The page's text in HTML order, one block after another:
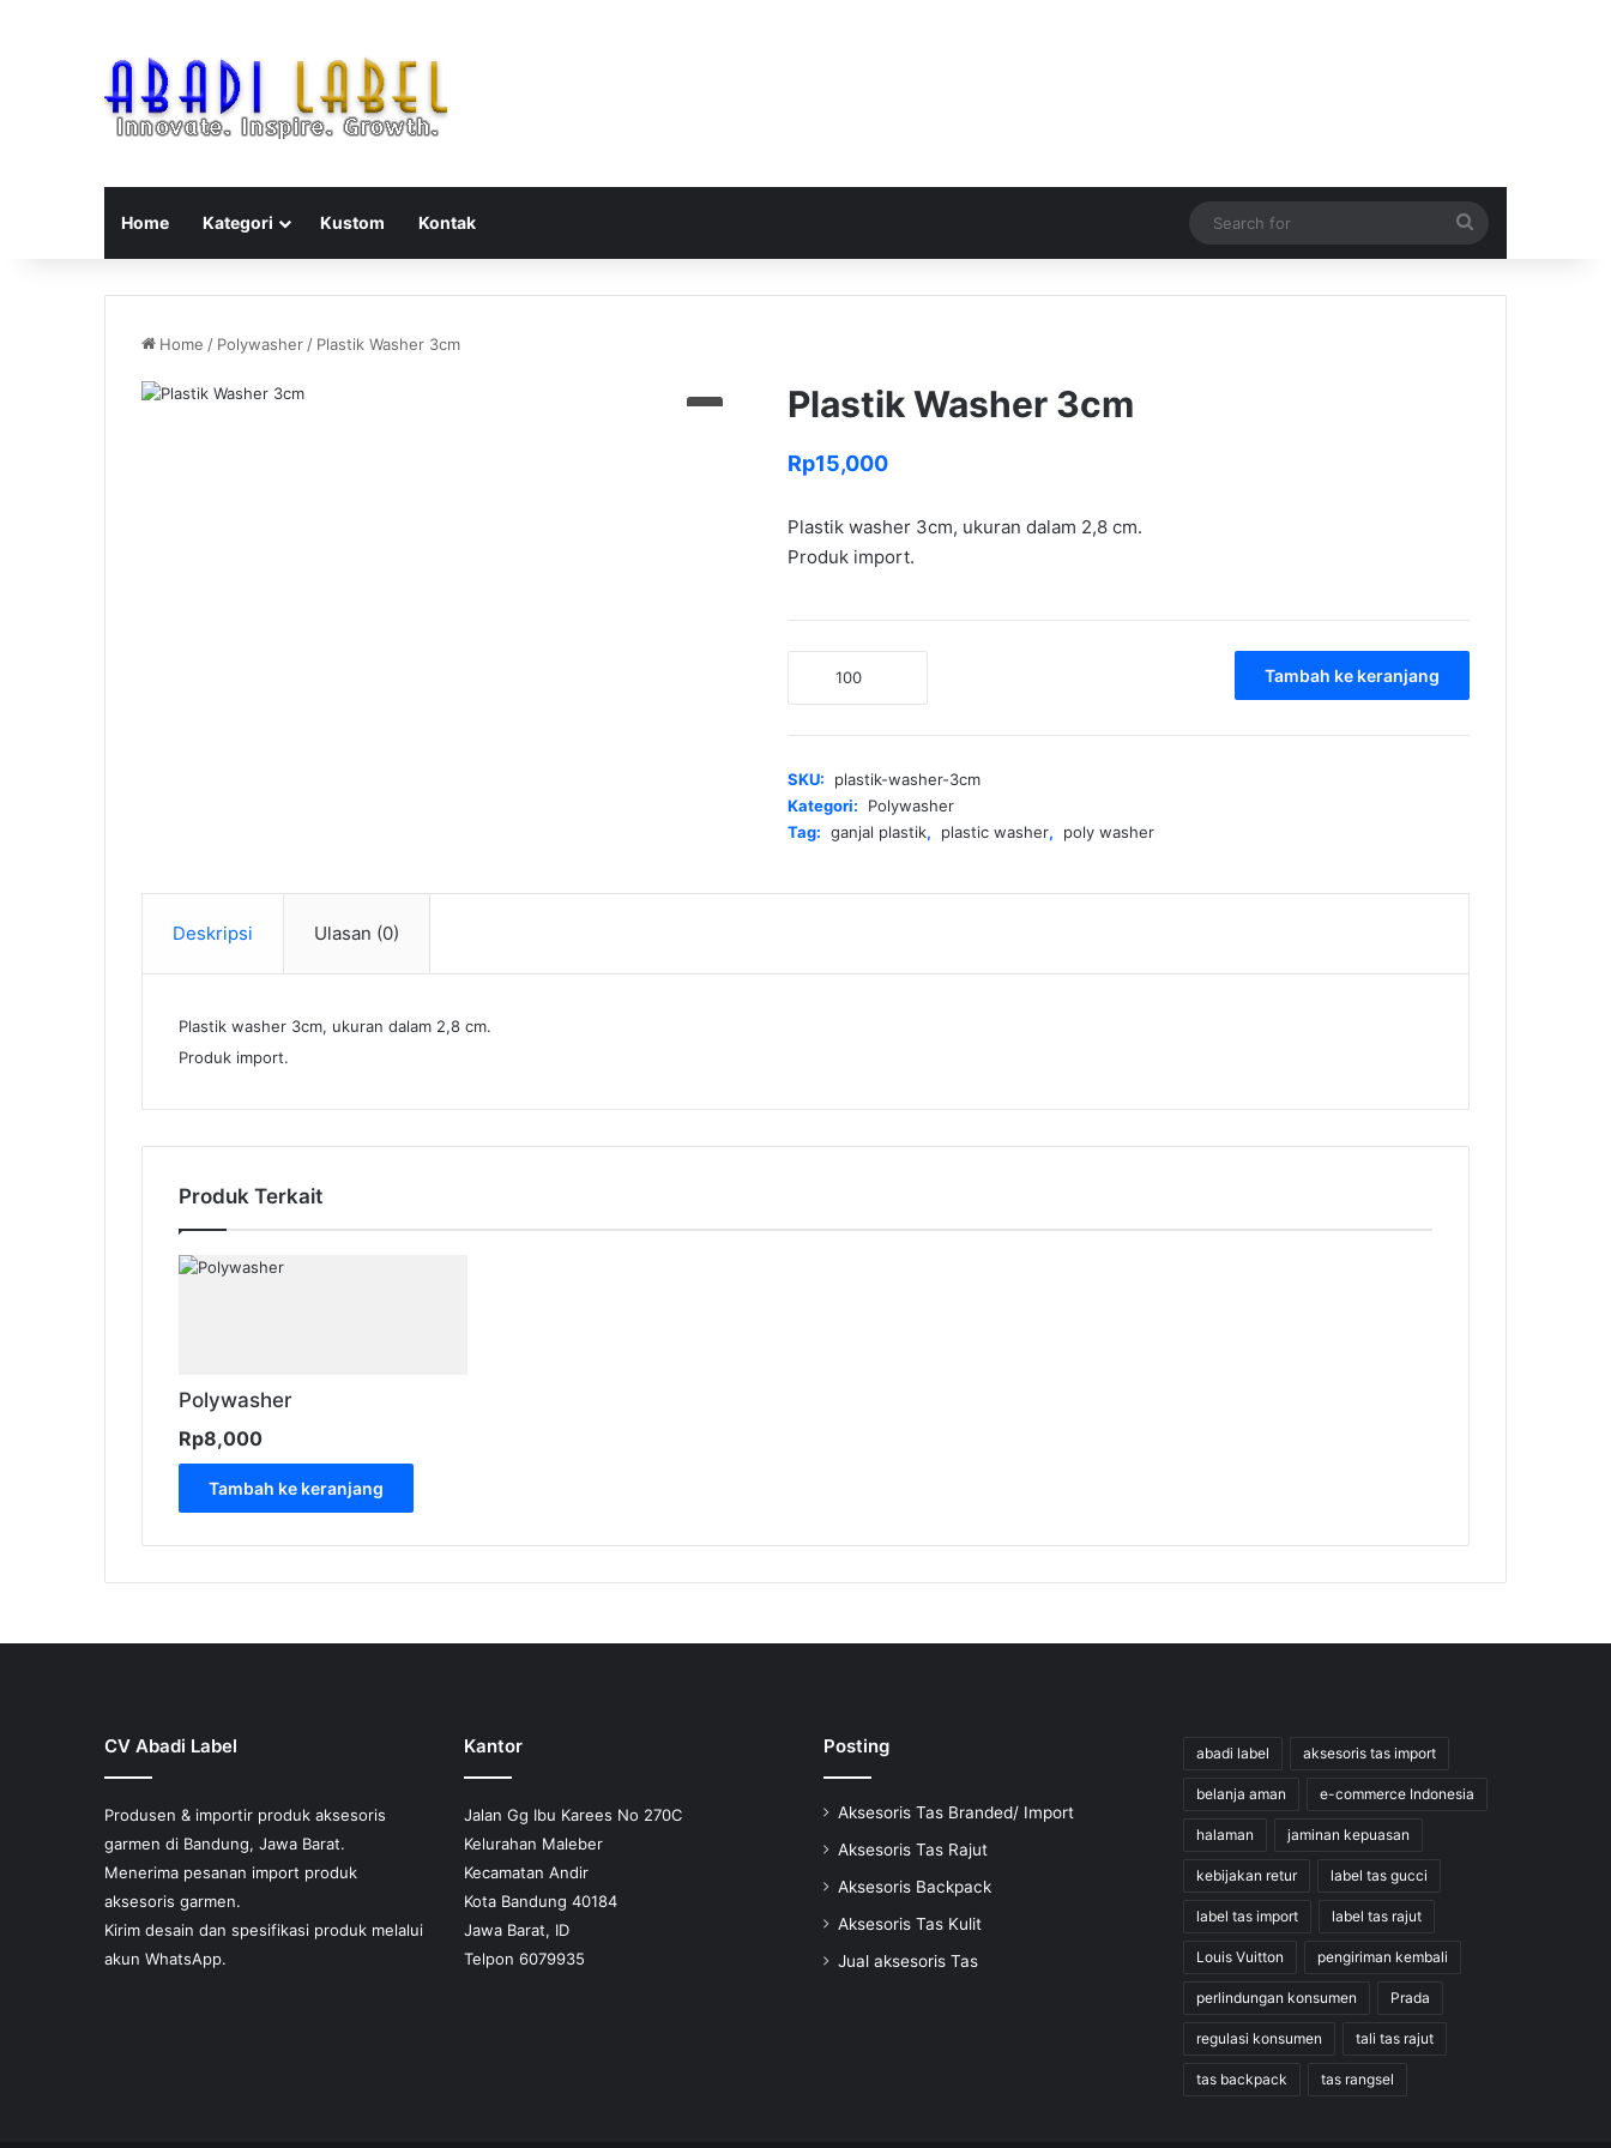
Home Kategori Kustom Kontak
for
Home / Polywasher / Plastik Washer 3cm
Plastik Washer 3cm
Rp15,000
Plastik washer 3cm, ukuran dalam 2,8 cm.
Produk import.
3cm
Tambah ke keranjang
SKU:
plastik-washer-3cm
Kategori:
Polywasher
Tag: ganjal plastik, plastic washer, poly washer
Deskripsi Ulasan (0)
Plastik washer 3cm, ukuran dalam 2,8 cm.
Produk import.
Produk Terkait
Polywasher
Rp8,000
Tambah ke keranjang
CV Abadi Label
Produsen & importir produk aksesoris
garmen di Bandung, Jawa Barat.
Menerima pesanan import produk
aksesoris garmen.
Kirim desain dan spesifikasi produk melalui
akun WhatsApp.
Kantor
Jalan Gg Ibu Karees No 270C
Kelurahan Maleber
Kecamatan Andir
Kota Bandung 40184
Jawa Barat, ID
Telpon 6079935
Posting
Aksesoris Tas Branded/ Import
Aksesoris Tas Rajut
Aksesoris Backpack
Aksesoris Tas Kulit
Jual aksesoris Tas
abadi label aksesoris tas import
belanja aman e-commerce Indonesia
halaman jaminan kepuasan
kebijakan retur label tas gucci
label tas import label tas rajut
Louis Vuitton pengiriman kembali
perlindungan konsumen Prada
regulasi konsumen tali tas rajut
tas backpack tas rangsel